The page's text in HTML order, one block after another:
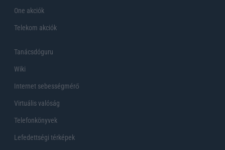
One akciók
Telekom akciók
Tanácsdóguru
Wiki
Internet sebességmérő
Virtuális valóság
Telefonkönyvek
Lefedettségi térképek